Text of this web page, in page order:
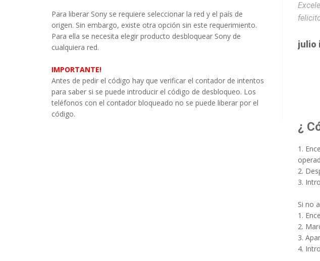
Para liberar Sony se requiere seleccionar la red y el país de
origen. Sin embargo, existe otra opción sin este requerimiento.
Para ella se necesita elegir producto desbloquear Sony de
cualquiera red.
IMPORTANTE!
Antes de pedir el código hay que verificar el contador de intentos
para saber si se puede introducir el código de desbloqueo. Los
teléfonos con el contador bloqueado no se puede liberar por el
código.
- 2016-07-24 18:33:42 julio
¿
1.
2.
3.
Si no
1.
2.
3.
4.